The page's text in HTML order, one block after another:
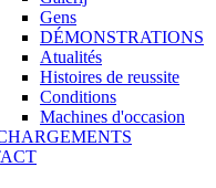
Gens
DÉMONSTRATIONS
Atualités
Histoires de reussite
Conditions
Machines d'occasion